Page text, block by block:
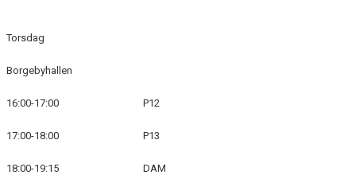
Torsdag
Borgebyhallen
16:00-17:00 P12
17:00-18:00 P13
18:00-19:15 DAM